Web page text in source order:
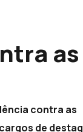
as
contra as
de